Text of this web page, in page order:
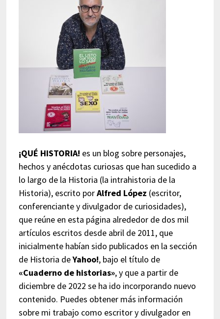
¡QUÉ HISTORIA! es un blog sobre personajes,
hechos y anécdotas curiosas que han sucedido a
lo largo de la Historia (la intrahistoria de la
Historia), escrito porAlfred López (escritor,
conferenciante y divulgador de curiosidades),
que reúne en esta página alrededor de dos mil
artículos escritos desde abril de 2011, que
inicialmente habían sido publicados en la sección
de Historia deYahoo!, bajo el título de
«Cuaderno de historias», y que a partir de
diciembre de 2022 se ha ido incorporando nuevo
contenido. Puedes obtener más información
sobre mi trabajo como escritor y divulgador en